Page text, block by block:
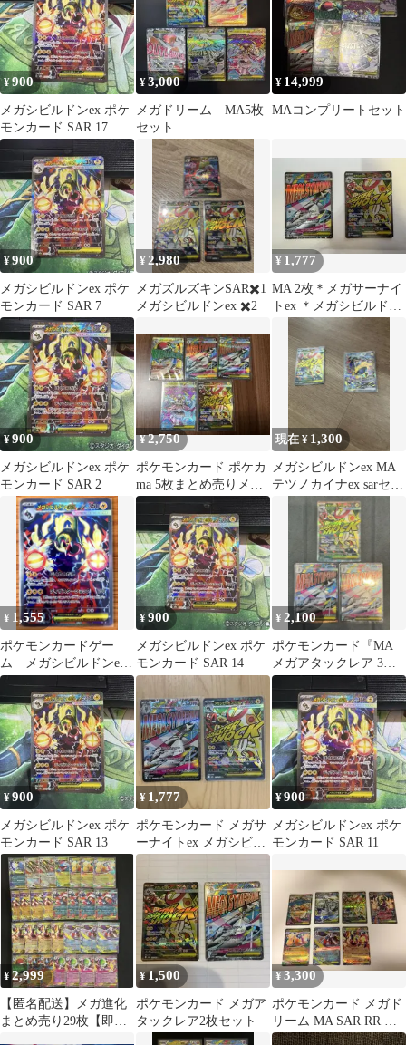
¥900
メガシビルドンex ポケ
モンカード SAR 17
¥3,000
メガドリーム MA5枚
セット
¥ 14,999
MAコンプリートセット
¥900
メガシビルドンex ポケ
モンカード SAR 7
¥ 2,980
メガズルズキンSAR✖️1
メガシビルドンex ✖️2
¥ 1,777
MA 2枚＊メガサーナイ
トex ＊メガシビルドン
ex＊MEGAドリーム
¥900
メガシビルドンex ポケ
モンカード SAR 2
¥2,750
ポケモンカード ポケカ
ma 5枚まとめ売りメガ
ルカリオex ma
現在 ¥ 1,300
メガシビルドンex MA
テツノカイナex sarセッ
¥ 1,555
ポケモンカードゲー
ム メガシビルドンex
SAR MEGAドリームex
¥900
メガシビルドンex ポケ
モンカード SAR 14
¥2,100
ポケモンカード『MA
メガアタックレア 3枚
まとめ売り』
¥900
メガシビルドンex ポケ
モンカード SAR 13
¥ 1,777
ポケモンカード メガサ
ーナイトex メガシビル
ドンex MA 2枚セット
¥900
メガシビルドンex ポケ
モンカード SAR 11
¥2,999
【匿名配送】メガ進化
まとめ売り29枚【即日
¥1,500
ポケモンカード メガア
タックレア2枚セット
¥3,300
ポケモンカード メガド
リーム MA SAR RR ま
とめ売り